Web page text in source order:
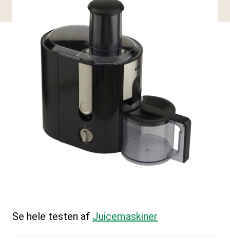
Se hele testen af Juicemaskiner